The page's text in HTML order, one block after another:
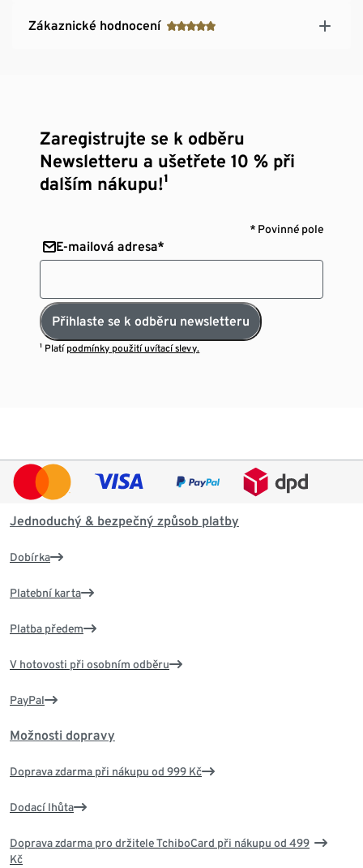
Zákaznické hodnocení
Zaregistrujte se k odběru
Newsletteru a ušetřete 10 % při
dalším nákupu!¹
* Povinné pole
E-mailová adresa*
Přihlaste se k odběru newsletteru
¹ Platí podmínky použití uvítací slevy.
Jednoduchý & bezpečný způsob platby
Dobírka
Platební karta
Platba předem
V hotovosti při osobním odběru
PayPal
Možnosti dopravy
Doprava zdarma při nákupu od 999 Kč
Dodací lhůta
Doprava zdarma pro držitele TchiboCard při nákupu od 499
Kč